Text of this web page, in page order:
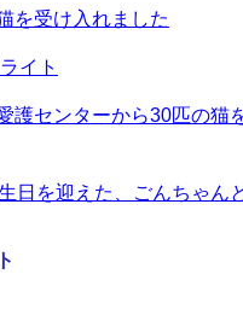
を受け入れました
イト
護センターから30匹の猫
日を迎えた、ごんちゃん